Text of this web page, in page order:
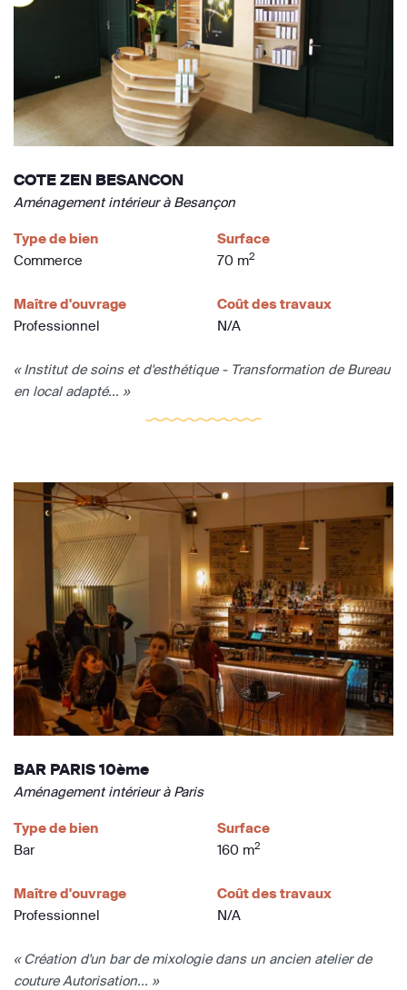
COTE ZEN BESANCON
Aménagement intérieur à Besançon
Type de bien
Commerce
Surface
70 m2
Maître d'ouvrage
Professionnel
Coût des travaux
N/A
« Institut de soins et d'esthétique - Transformation de Bureau
en local adapté... »
BAR PARIS 10ème
Aménagement intérieur à Paris
Type de bien
Bar
Surface
160 m2
Maître d'ouvrage
Professionnel
Coût des travaux
N/A
« Création d'un bar de mixologie dans un ancien atelier de
couture Autorisation... »